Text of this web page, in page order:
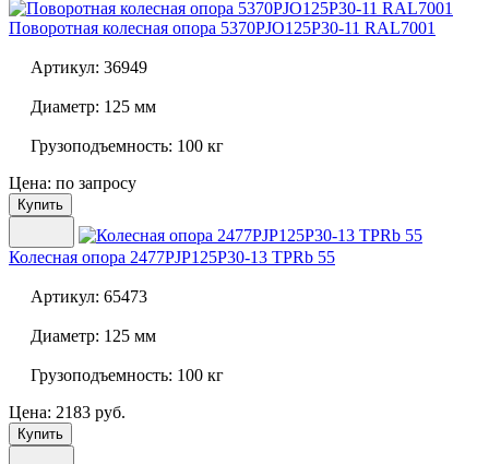
Поворотная колесная опора 5370PJO125P30-11 RAL7001
Артикул: 36949
Диаметр: 125 мм
Грузоподъемность: 100 кг
Цена: по запросу
Купить
Колесная опора 2477PJP125P30-13 TPRb 55
Артикул: 65473
Диаметр: 125 мм
Грузоподъемность: 100 кг
Цена: 2183 руб.
Купить